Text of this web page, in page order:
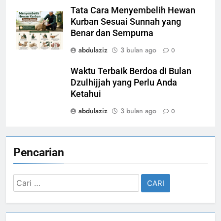
Tata Cara Menyembelih Hewan
Kurban Sesuai Sunnah yang
Benar dan Sempurna
abdulaziz
3 bulan ago 0
Waktu Terbaik Berdoa di Bulan
Dzulhijjah yang Perlu Anda
Ketahui
abdulaziz
3 bulan ago 0
Pencarian
Cari
untuk: